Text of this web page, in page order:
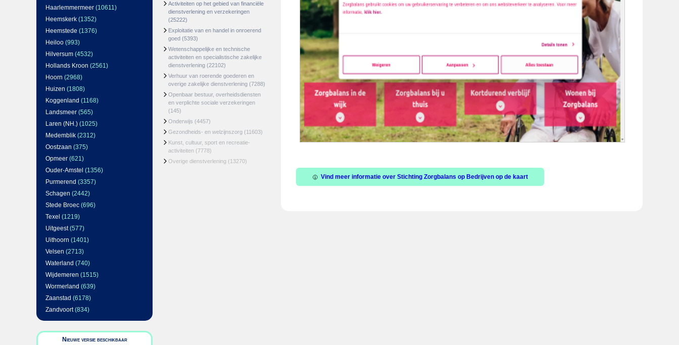
Haarlemmermeer (10611)
Heemskerk (1352)
Heemstede (1376)
Heiloo (993)
Hilversum (4532)
Hollands Kroon (2561)
Hoorn (2968)
Huizen (1808)
Koggenland (1168)
Landsmeer (565)
Laren (NH.) (1025)
Medemblik (2312)
Oostzaan (375)
Opmeer (621)
Ouder-Amstel (1356)
Purmerend (3357)
Schagen (2442)
Stede Broec (696)
Texel (1219)
Uitgeest(577)
Uithoorn (1401)
Velsen (2713)
Waterland (740)
Wijdemeren (1515)
Wormerland (639)
Zaanstad (6178)
Zandvoort(834)
Nieuwe versie beschikbaar
Activiteiten op het gebied van financiële
dienstverlening en verzekeringen
(25222)
Exploitatie van en handel in onroerend
goed (5393)
Wetenschappelijke en technische
activiteiten en specialistische zakelijke
dienstverlening (22102)
Verhuur van roerende goederen en
overige zakelijke dienstverlening (7288)
Openbaar bestuur, overheidsdiensten
en verplichte sociale verzekeringen
(145)
Onderwijs (4457)
Gezondheids- en welzijnszorg (11603)
Kunst, cultuur, sport en recreatie-
activiteiten (7778)
Overige dienstverlening (13270)
Vind meer informatie over Stichting Zorgbalans op Bedrijven op de kaart